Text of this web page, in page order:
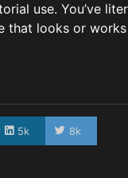
use. You’ve
that looks or
5k 8k